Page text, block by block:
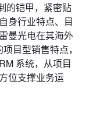
的铠甲，紧密贴
身行业特点、目
曼光电在其海外
目型销售特点，
系统，从项目
位支撑业务运